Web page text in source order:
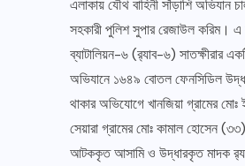
এলাকায় যৌথ বাহিনী সাঁড়াশি অভিযান
সহকারী পুলিশ সুপার রেজাউল করিম।
ব্যাটালিয়ন-৬ (র‍্যাব-৬) সাতক্ষীরার
অভিযানে ১৬৪৯ বোতল ফেনসিডিল
থাকার অভিযোগে খানজিয়া গ্রামের
সেয়ারা গ্রামের মোঃ কামাল হোসেন
আটককৃত আসামি ও উদ্ধারকৃত মাদক